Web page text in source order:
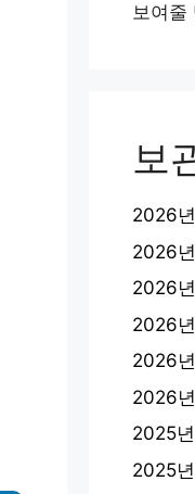
보여줄
보
2026
2026
2026
2026
2026
2026
2025
2025